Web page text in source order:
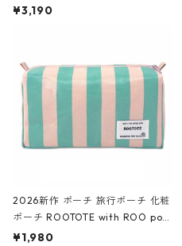
ファスナーポーチ 撥水加工 トラベ
ーガンディー、オフホワイト
¥3,190
2026新作 ポーチ 旅行ポーチ 化粧
ポーチ ROOTOTE with ROO pou
ch 3532 ルートート WR.ポーチ.ラ
¥1,980